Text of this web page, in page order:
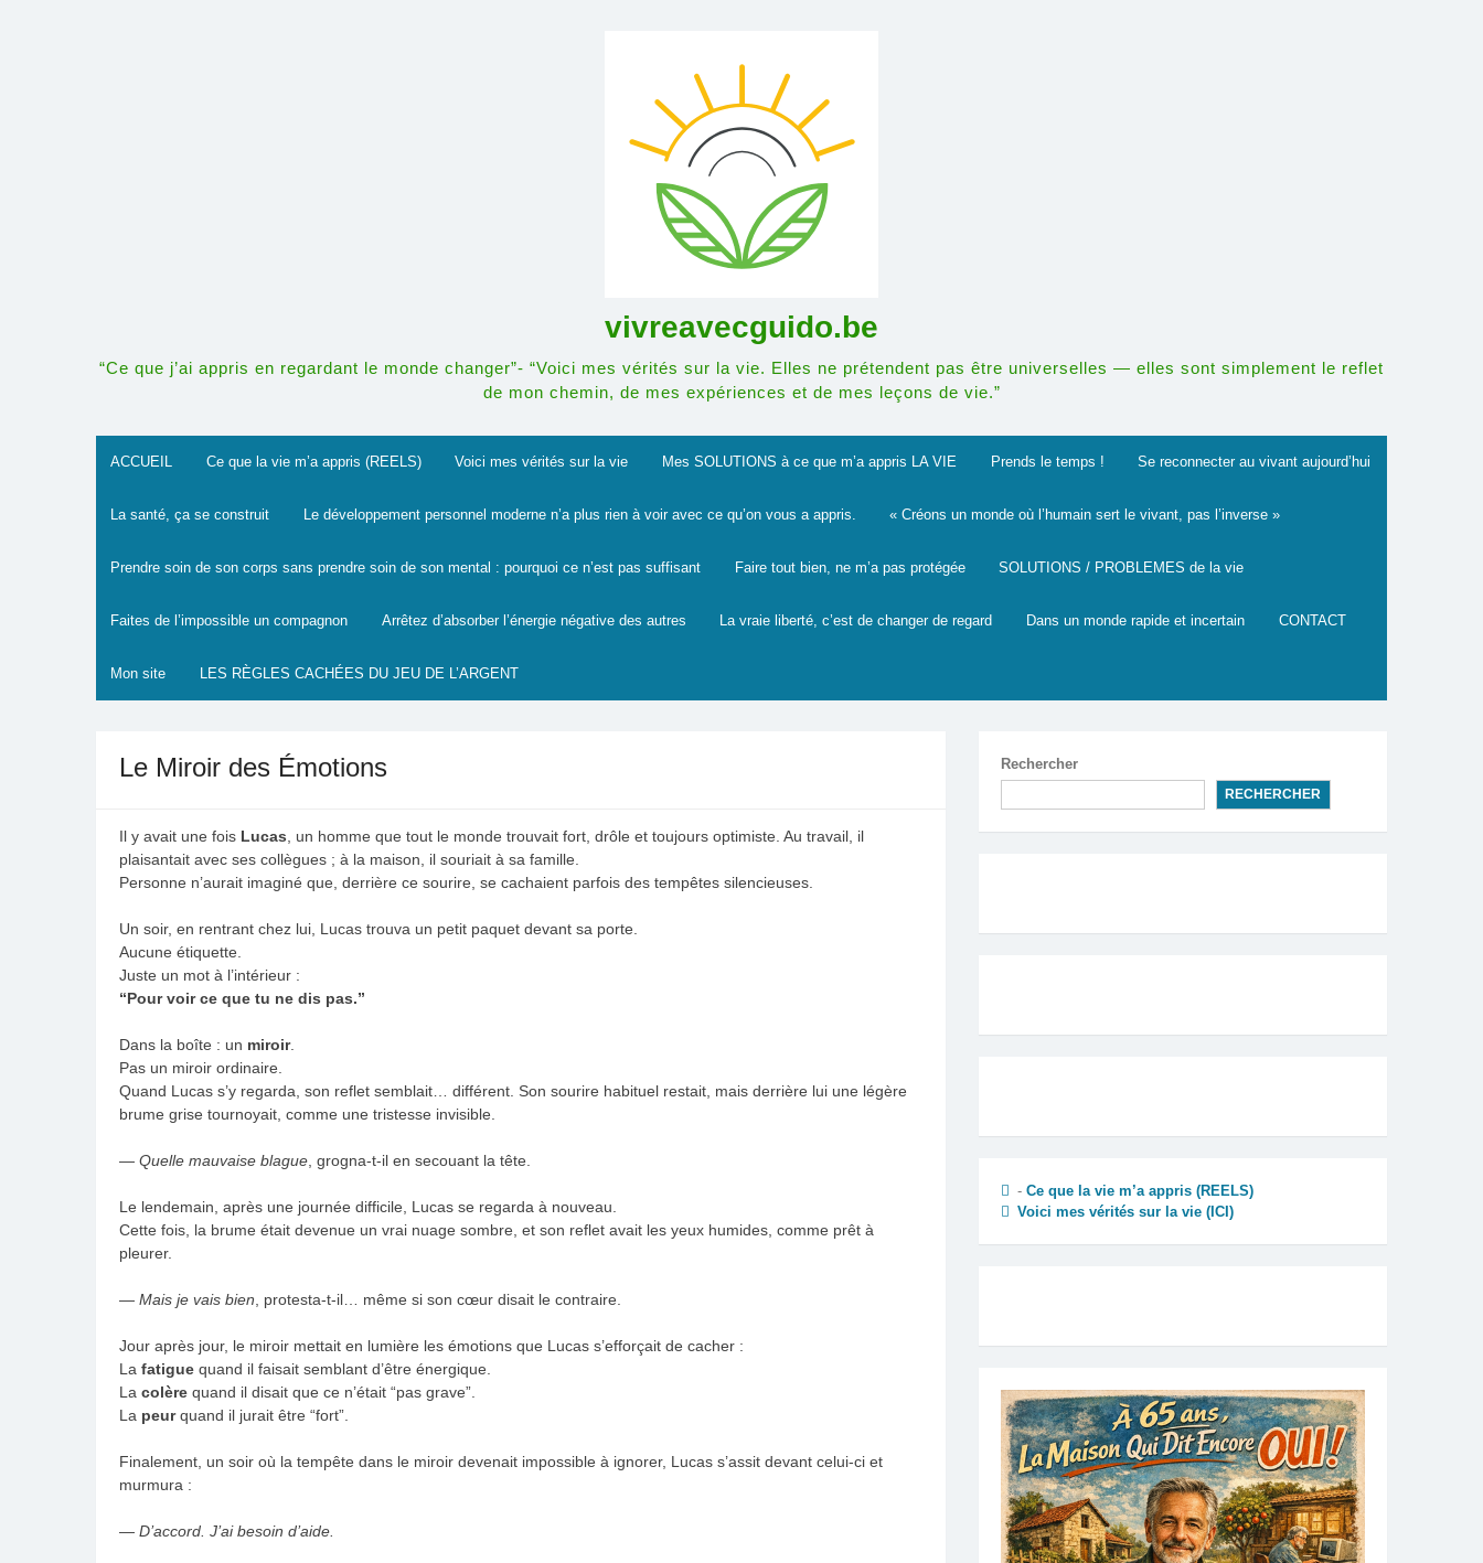
vivreavecguido.be
“Ce que j’ai appris en regardant le monde changer”- “Voici mes vérités sur la vie. Elles ne prétendent pas être universelles — elles sont simplement le reflet
de mon chemin, de mes expériences et de mes leçons de vie.”
ACCUEIL Ce que la vie m’a appris (REELS) Voici mes vérités sur la vie Mes SOLUTIONS à ce que m’a appris LA VIE Prends le temps ! Se reconnecter au vivant aujourd’hui
La santé, ça se construit Le développement personnel moderne n’a plus rien à voir avec ce qu’on vous a appris. « Créons un monde où l’humain sert le vivant, pas l’inverse »
Prendre soin de son corps sans prendre soin de son mental : pourquoi ce n’est pas suffisant Faire tout bien, ne m’a pas protégée SOLUTIONS / PROBLEMES de la vie
Faites de l’impossible un compagnon Arrêtez d’absorber l’énergie négative des autres La vraie liberté, c’est de changer de regard Dans un monde rapide et incertain CONTACT
Mon site LES RÈGLES CACHÉES DU JEU DE L’ARGENT
Le Miroir des Émotions
Il y avait une fois Lucas , un homme que tout le monde trouvait fort, drôle et toujours optimiste. Au travail, il
plaisantait avec ses collègues ; à la maison, il souriait à sa famille.
Personne n’aurait imaginé que, derrière ce sourire, se cachaient parfois des tempêtes silencieuses.
Un soir, en rentrant chez lui, Lucas trouva un petit paquet devant sa porte.
Aucune étiquette.
Juste un mot à l’intérieur :
“Pour voir ce que tu ne dis pas.”
Dans la boîte : un miroir.
Pas un miroir ordinaire.
Quand Lucas s’y regarda, son reflet semblait… différent. Son sourire habituel restait, mais derrière lui une légère
brume grise tournoyait, comme une tristesse invisible.
— Quelle mauvaise blague , grogna-t-il en secouant la tête.
Le lendemain, après une journée difficile, Lucas se regarda à nouveau.
Cette fois, la brume était devenue un vrai nuage sombre, et son reflet avait les yeux humides, comme prêt à
pleurer.
— Mais je vais bien , protesta-t-il… même si son cœur disait le contraire.
Jour après jour, le miroir mettait en lumière les émotions que Lucas s’efforçait de cacher :
La fatigue quand il faisait semblant d’être énergique.
La colère quand il disait que ce n’était “pas grave”.
La peurquand il jurait être “fort”.
Finalement, un soir où la tempête dans le miroir devenait impossible à ignorer, Lucas s’assit devant celui-ci et
murmura :
— D’accord. J’ai besoin d’aide.
Rechercher
RECHERCHER
- Ce que la vie m’a appris (REELS)
Voici mes vérités sur la vie (ICI)